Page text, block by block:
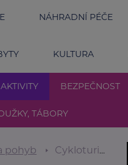
NÁHRADNÍ PÉČE
KULTURA
AKTIVITY BEZPEČNOST
TÁBORY
pohyb Cykloturistika v českých horách: Růst úrazů a varování před riziky